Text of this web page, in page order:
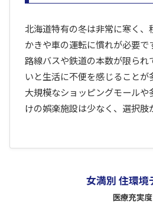
北海道特有の冬は非常に寒く、
かきや車の運転に慣れが必要で
路線バスや鉄道の本数が限られ
いと生活に不便を感じることが
大規模なショッピングモール
けの娯楽施設は少なく、選択肢